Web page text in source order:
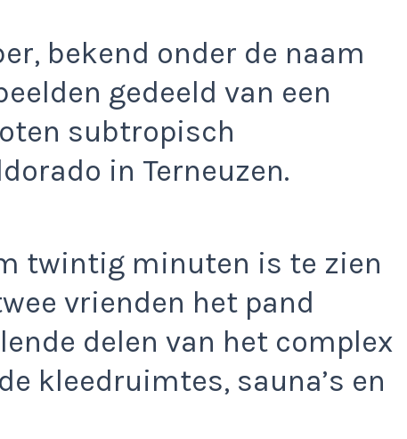
bekend onder de naam
gedeeld van een
subtropisch
in Terneuzen.
twintig minuten is te zien
vrienden het pand
delen van het complex
kleedruimtes, sauna’s en